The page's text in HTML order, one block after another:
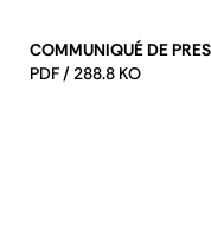
COMMUNIQUÉ DE
PDF / 288.8 KO